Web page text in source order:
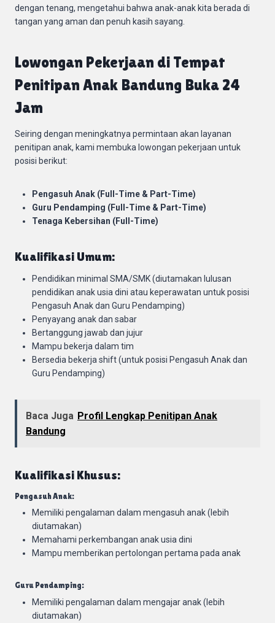
dengan tenang, mengetahui bahwa anak-anak kita berada di
tangan yang aman dan penuh kasih sayang.
Lowongan Pekerjaan di Tempat
Penitipan Anak Bandung Buka 24
Jam
Seiring dengan meningkatnya permintaan akan layanan
penitipan anak, kami membuka lowongan pekerjaan untuk
posisi berikut:
Pengasuh Anak (Full-Time & Part-Time)
Guru Pendamping (Full-Time & Part-Time)
Tenaga Kebersihan (Full-Time)
Kualifikasi Umum:
Pendidikan minimal SMA/SMK (diutamakan lulusan
pendidikan anak usia dini atau keperawatan untuk posisi
Pengasuh Anak dan Guru Pendamping)
Penyayang anak dan sabar
Bertanggung jawab dan jujur
Mampu bekerja dalam tim
Bersedia bekerja shift (untuk posisi Pengasuh Anak dan
Guru Pendamping)
Baca Juga Profil Lengkap Penitipan Anak
Bandung
Kualifikasi Khusus:
Pengasuh Anak:
Memiliki pengalaman dalam mengasuh anak (lebih
diutamakan)
Memahami perkembangan anak usia dini
Mampu memberikan pertolongan pertama pada anak
Guru Pendamping:
Memiliki pengalaman dalam mengajar anak (lebih
diutamakan)